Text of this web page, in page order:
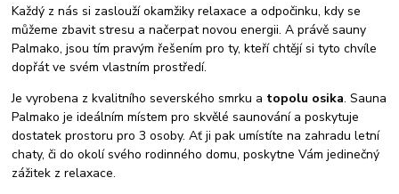
Každý z nás si zaslouží okamžiky relaxace a odpočinku, kdy se
můžeme zbavit stresu a načerpat novou energii. A právě sauny
Palmako, jsou tím pravým řešením pro ty, kteří chtějí si tyto chvíle
dopřát ve svém vlastním prostředí.
Je vyrobena z kvalitního severského smrku a topolu osika. Sauna
Palmako je ideálním místem pro skvělé saunování a poskytuje
dostatek prostoru pro 3 osoby. Ať ji pak umístíte na zahradu letní
chaty, či do okolí svého rodinného domu, poskytne Vám jedinečný
zážitek z relaxace.